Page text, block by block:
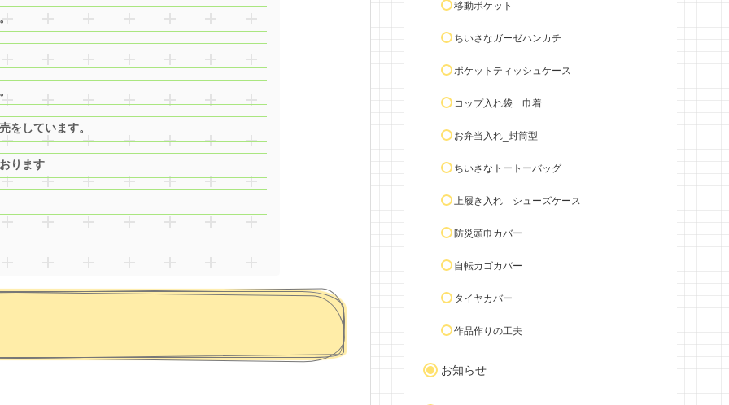
をしています。
ります
移動ポケット
ちいさなガーゼハンカチ
ポケットティッシュケース
コップ入れ袋 巾着
お弁当入れ_封筒型
ちいさなトートーバッグ
上履き入れ シューズケース
防災頭巾カバー
自転カゴカバー
タイヤカバー
作品作りの工夫
お知らせ